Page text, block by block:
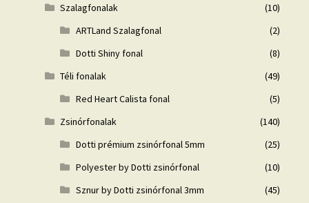
Szalagfonalak
(10)
ARTLand Szalagfonal
(2)
Dotti Shiny fonal
(8)
Téli fonalak
(49)
Red Heart Calista fonal
(5)
Zsinórfonalak
(140)
Dotti prémium zsinórfonal 5mm
(25)
Polyester by Dotti zsinórfonal
(10)
Sznur by Dotti zsinórfonal 3mm
(45)